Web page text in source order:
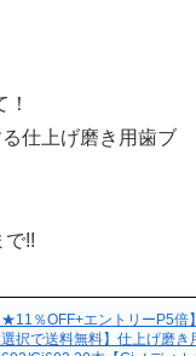
仕上げ磨き用歯ブ
で!!
★11％OFF+エントリーP5倍
択で送料無料】仕上げ磨き